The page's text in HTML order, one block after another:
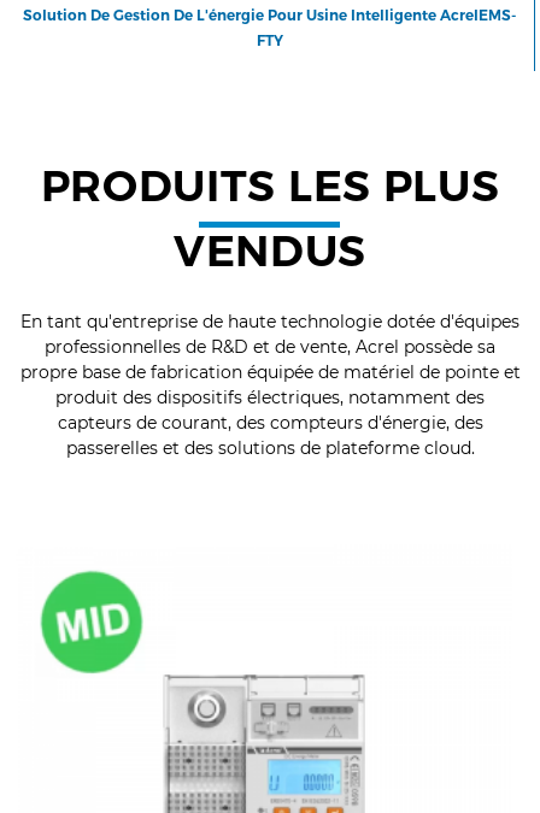
Solution De Gestion De L'énergie Pour Usine Intelligente AcrelEMS-
FTY
PRODUITS LES PLUS
VENDUS
En tant qu'entreprise de haute technologie dotée d'équipes
professionnelles de R&D et de vente, Acrel possède sa
propre base de fabrication équipée de matériel de pointe et
produit des dispositifs électriques, notamment des
capteurs de courant, des compteurs d'énergie, des
passerelles et des solutions de plateforme cloud.